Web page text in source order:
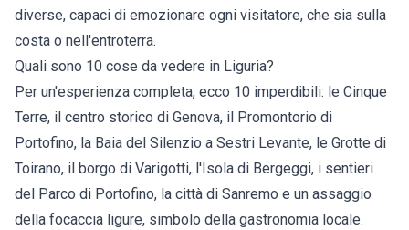
diverse, capaci di emozionare ogni visitatore, che sia sulla
costa o nell'entroterra.
Quali sono 10 cose da vedere in Liguria?
Per un'esperienza completa, ecco 10 imperdibili: le Cinque
Terre, il centro storico di Genova, il Promontorio di
Portofino, la Baia del Silenzio a Sestri Levante, le Grotte di
Toirano, il borgo di Varigotti, l'Isola di Bergeggi, i sentieri
del Parco di Portofino, la città di Sanremo e un assaggio
della focaccia ligure, simbolo della gastronomia locale.